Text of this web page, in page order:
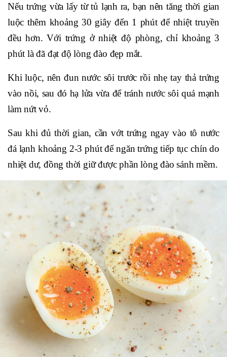
Nếu trứng vừa lấy từ tủ lạnh ra, bạn nên tăng thời gian
luộc thêm khoảng 30 giây đến 1 phút để nhiệt truyền
đều hơn. Với trứng ở nhiệt độ phòng, chỉ khoảng 3
phút là đã đạt độ lòng đào đẹp mắt.
Khi luộc, nên đun nước sôi trước rồi nhẹ tay thả trứng
vào nồi, sau đó hạ lửa vừa để tránh nước sôi quá mạnh
làm nứt vỏ.
Sau khi đủ thời gian, cần vớt trứng ngay vào tô nước
đá lạnh khoảng 2-3 phút để ngăn trứng tiếp tục chín do
nhiệt dư, đồng thời giữ được phần lòng đào sánh mềm.